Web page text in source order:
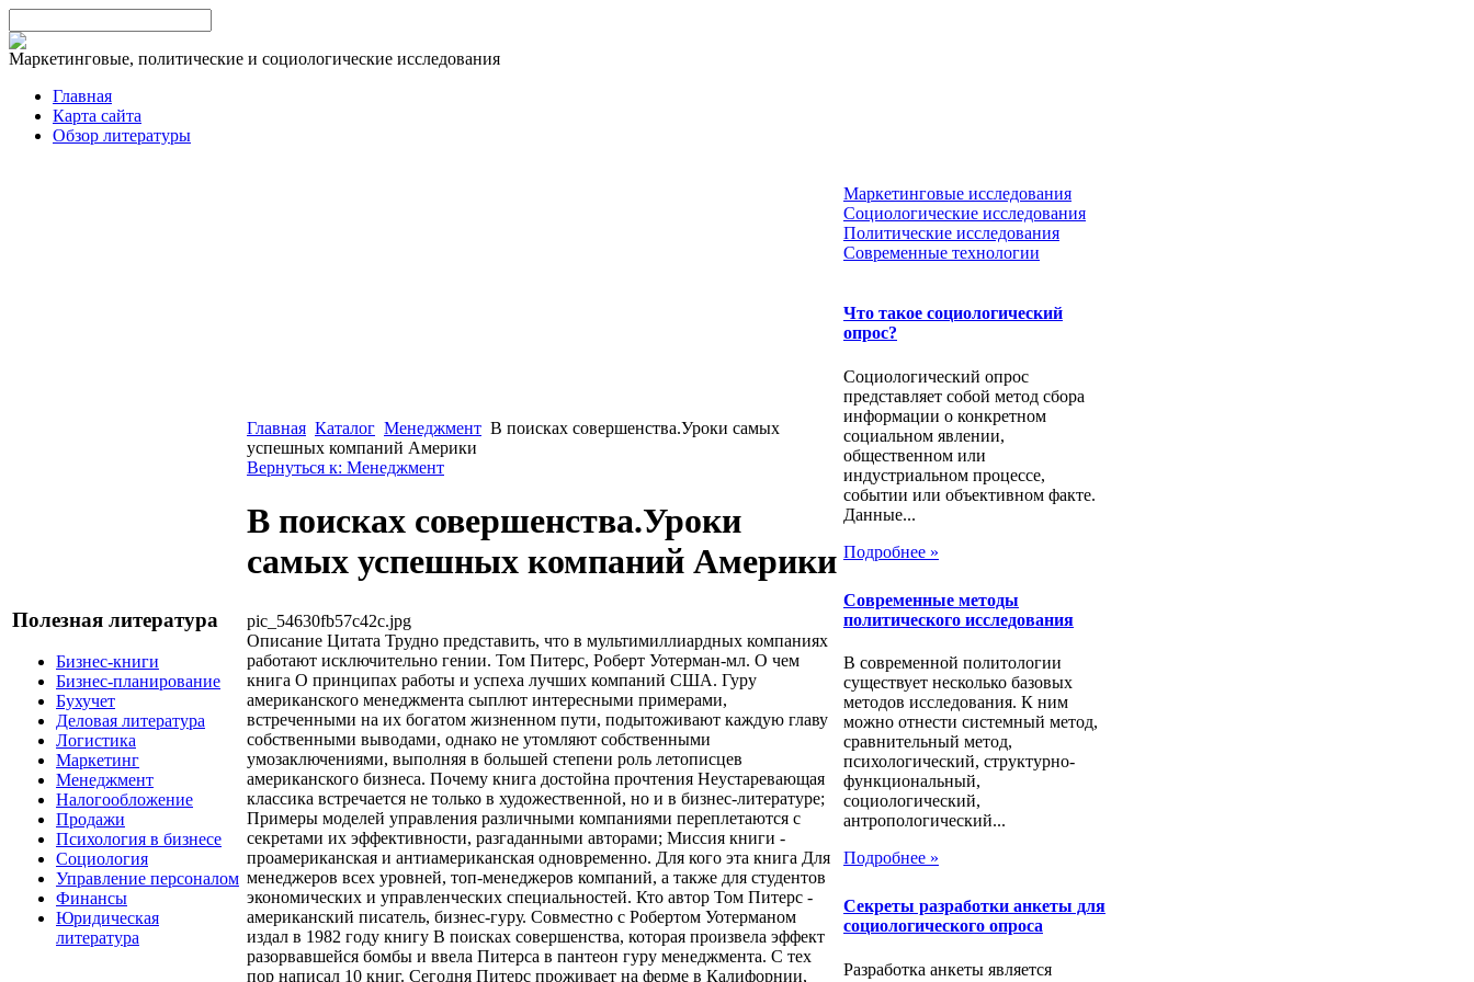
Маркетинговые, политические и социологические исследования
Главная
Карта сайта
Обзор литературы
Полезная литература
Бизнес-книги
Бизнес-планирование
Бухучет
Деловая литература
Логистика
Маркетинг
Менеджмент
Налогообложение
Продажи
Психология в бизнесе
Социология
Управление персоналом
Финансы
Юридическая
литература
Главная Каталог Менеджмент В поисках совершенства.Уроки самых
успешных компаний Америки
Вернуться к: Менеджмент
В поисках совершенства.Уроки
самых успешных компаний Америки
pic_54630fb57c42c.jpg
Описание Цитата Трудно представить, что в мультимиллиардных компаниях
работают исключительно гении. Том Питерс, Роберт Уотерман-мл. О чем
книга О принципах работы и успеха лучших компаний США. Гуру
американского менеджмента сыплют интересными примерами,
встреченными на их богатом жизненном пути, подытоживают каждую главу
собственными выводами, однако не утомляют собственными
умозаключениями, выполняя в большей степени роль летописцев
американского бизнеса. Почему книга достойна прочтения Неустаревающая
классика встречается не только в художественной, но и в бизнес-литературе;
Примеры моделей управления различными компаниями переплетаются с
секретами их эффективности, разгаданными авторами; Миссия книги -
проамериканская и антиамериканская одновременно. Для кого эта книга Для
менеджеров всех уровней, топ-менеджеров компаний, а также для студентов
экономических и управленческих специальностей. Кто автор Том Питерс -
американский писатель, бизнес-гуру. Совместно с Робертом Уотерманом
издал в 1982 году книгу В поисках совершенства, которая произвела эффект
разорвавшейся бомбы и ввела Питерса в пантеон гуру менеджмента. С тех
пор написал 10 книг. Сегодня Питерс проживает на ферме в Калифорнии,
Маркетинговые исследования
Социологические исследования
Политические исследования
Современные технологии
Что такое социологический
опрос?
Социологический опрос
представляет собой метод сбора
информации о конкретном
социальном явлении,
общественном или
индустриальном процессе,
событии или объективном факте.
Данные...
Подробнее »
Современные методы
политического исследования
В современной политологии
существует несколько базовых
методов исследования. К ним
можно отнести системный метод,
сравнительный метод,
психологический, структурно-
функциональный,
социологический,
антропологический...
Подробнее »
Секреты разработки анкеты для
социологического опроса
Разработка анкеты является